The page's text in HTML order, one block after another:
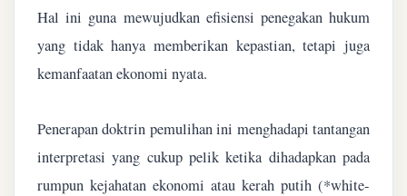
Hal ini guna mewujudkan efisiensi penegakan hukum
yang tidak hanya memberikan kepastian, tetapi juga
kemanfaatan ekonomi nyata.
Penerapan doktrin pemulihan ini menghadapi tantangan
interpretasi yang cukup pelik ketika dihadapkan pada
rumpun kejahatan ekonomi atau kerah putih (*white-